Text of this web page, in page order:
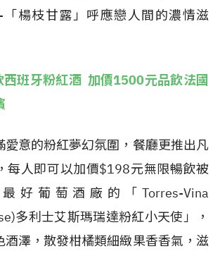
楊枝甘露」呼應戀人間的濃情滋
班牙粉紅酒 加價1500元品飲法國
愛意的粉紅夢幻氛圍，餐廳更推出凡
每人即可以加價$198元無限暢飲被
好葡萄酒廠的「Torres-Vina
多利士艾斯瑪瑞達粉紅小天使」，
酒澤，散發柑橘類細緻果香香氣，滋